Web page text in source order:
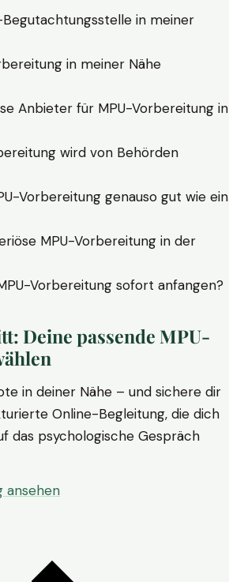
in meiner
in meiner Nähe
Anbieter für MPU-Vorbereitung in
wird von Behörden
Vorbereitung genauso gut wie ein
MPU-Vorbereitung in der
Vorbereitung sofort anfangen?
Deine passende MPU-
in deiner Nähe – und sichere dir
Online-Begleitung, die dich
das psychologische Gespräch
ansehen